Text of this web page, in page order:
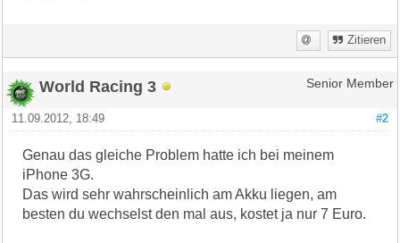
Zitieren
World Racing 3 Senior Member
#2
11.09.2012, 18:49
Genau das gleiche Problem hatte ich bei meinem
iPhone 3G.
Das wird sehr wahrscheinlich am Akku liegen, am
besten du wechselst den mal aus, kostet ja nur 7 Euro.